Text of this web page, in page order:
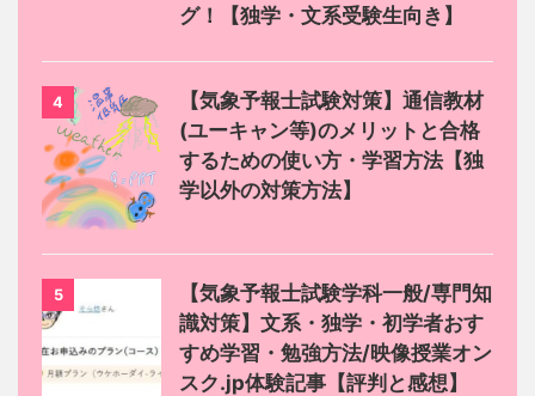
グ！【独学・文系受験生向き】
4
【気象予報士試験対策】通信教材
(ユーキャン等)のメリットと合格
するための使い方・学習方法【独
学以外の対策方法】
5
【気象予報士試験学科一般/専門知
識対策】文系・独学・初学者おす
すめ学習・勉強方法/映像授業オン
スク.jp体験記事【評判と感想】